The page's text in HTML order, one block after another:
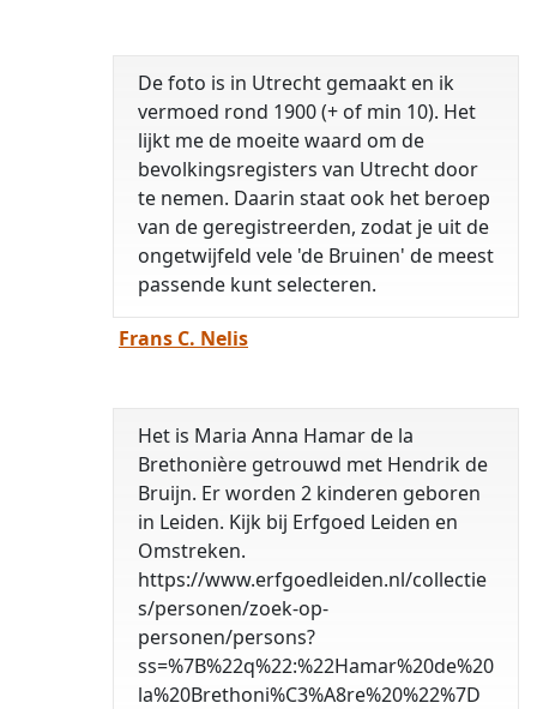
De foto is in Utrecht gemaakt en ik
vermoed rond 1900 (+ of min 10). Het
lijkt me de moeite waard om de
bevolkingsregisters van Utrecht door
te nemen. Daarin staat ook het beroep
van de geregistreerden, zodat je uit de
ongetwijfeld vele 'de Bruinen' de meest
passende kunt selecteren.
Frans C. Nelis
Het is Maria Anna Hamar de la
Brethonière getrouwd met Hendrik de
Bruijn. Er worden 2 kinderen geboren
in Leiden. Kijk bij Erfgoed Leiden en
Omstreken.
https://www.erfgoedleiden.nl/collectie
s/personen/zoek-op-
personen/persons?
ss=%7B%22q%22:%22Hamar%20de%20
la%20Brethoni%C3%A8re%20%22%7D